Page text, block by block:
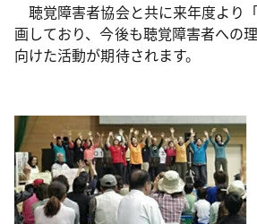
聴覚障害者協会と共に来年度より
画しており、今後も聴覚障害者への
向けた活動が期待されます。